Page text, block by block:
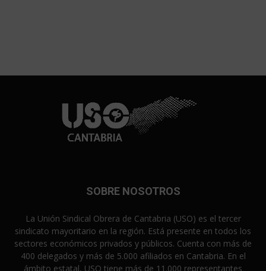
SOBRE NOSOTROS
La Unión Sindical Obrera de Cantabria (USO) es el tercer
sindicato mayoritario en la región. Está presente en todos los
sectores económicos privados y públicos. Cuenta con más de
400 delegados y más de 5.000 afiliados en Cantabria. En el
ámbito estatal, USO tiene más de 11.000 representantes